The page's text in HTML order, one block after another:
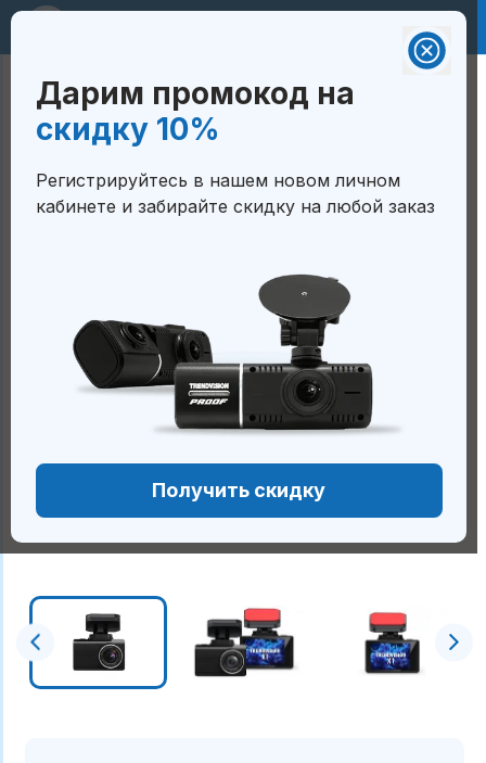
RUB 🇷🇺
Валюта на сайте:
Белорусский рубль — BYN
🇧🇾
Сум — UZS 🇺🇿
Дарим промокод на
скидку 10%
Регистрируйтесь в нашем новом личном
кабинете и забирайте скидку на любой заказ
Получить скидку
ГЛАВНАЯ / КЛАССИЧЕСКИЕ
/
TRENDVISION X1 (VER. 2)